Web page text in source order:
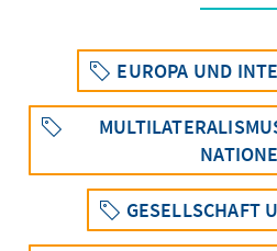
EUROPA UND
GESELLSCHAFT